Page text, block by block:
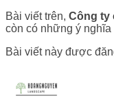
Bài viết trên, Công ty
còn có những ý
Bài viết này được